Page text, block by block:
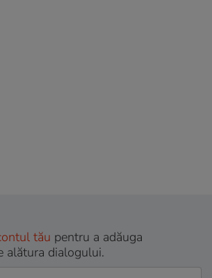
tău pentru a adăuga
alătura dialogului.